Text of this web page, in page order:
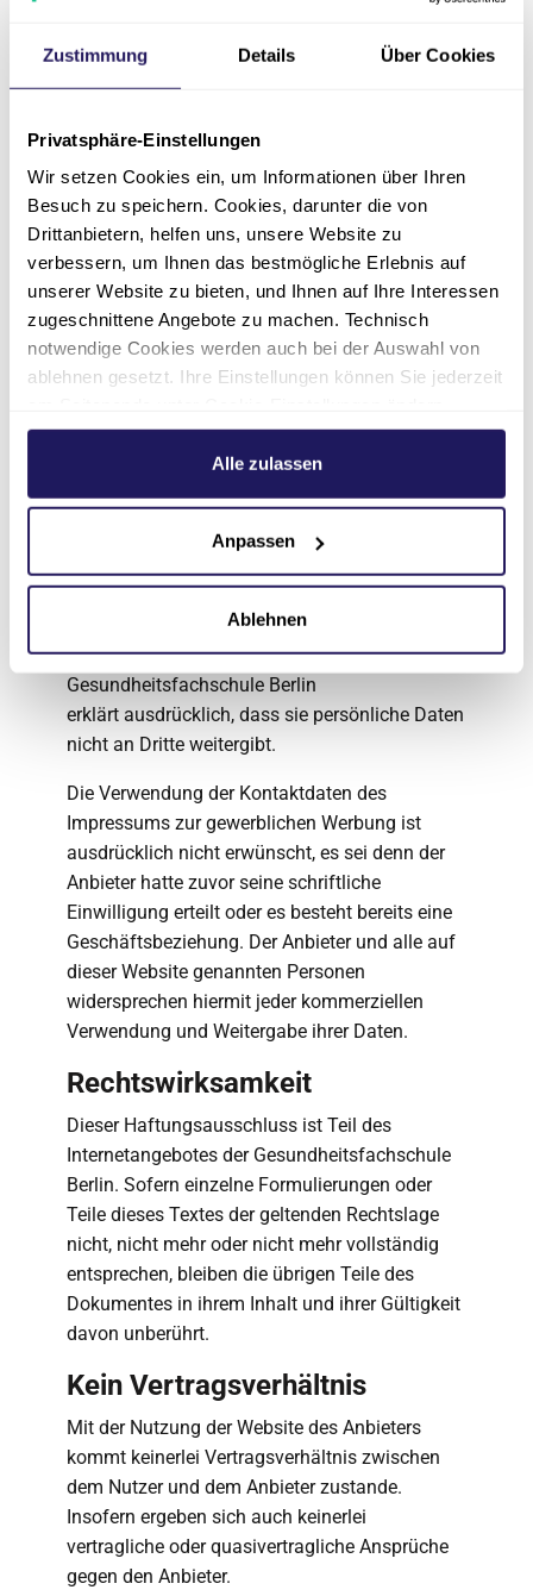
Zustimmung Details Über Cookies
Privatsphäre-Einstellungen
Wir setzen Cookies ein, um Informationen über Ihren
Besuch zu speichern. Cookies, darunter die von
Drittanbietern, helfen uns, unsere Website zu
verbessern, um Ihnen das bestmögliche Erlebnis auf
unserer Website zu bieten, und Ihnen auf Ihre Interessen
zugeschnittene Angebote zu machen. Technisch
notwendige Cookies werden auch bei der Auswahl von
ablehnen gesetzt. Ihre Einstellungen können Sie jederzeit
Weitere Informationen hierzu finden Sie in unserer
.Alle zulassen
Anpassen
Ablehnen
Kennzeichenrecht
erstellte Objekte auf den Online-Seiten
der Gesundheitsfachschule Berlin bleibt allein
bei der Gesundheitsfachschule Berlin. Eine
Vervielfältigung oder Verwendung von Fotos,
Grafiken, Texten, Videosequenzen oder Texten
in anderen elektronischen oder gedruckten
Publikationen ist ohne ausdrückliche
Zustimmung der Gesundheitsfachschule Berlin
nicht gestattet. Lediglich die Herstellung von
Möglichkeit der Eingabe von persönlichen
Daten (E-Mail-Adresse, Namen, Anschriften)
besteht, erfolgt diese freiwillig. Die
Gesundheitsfachschule Berlin
erklärt ausdrücklich, dass sie persönliche Daten
nicht an Dritte weitergibt.
Die Verwendung der Kontaktdaten des
Impressums zur gewerblichen Werbung ist
ausdrücklich nicht erwünscht, es sei denn der
Anbieter hatte zuvor seine schriftliche
Einwilligung erteilt oder es besteht bereits eine
Geschäftsbeziehung. Der Anbieter und alle auf
dieser Website genannten Personen
widersprechen hiermit jeder kommerziellen
Verwendung und Weitergabe ihrer Daten.
Rechtswirksamkeit
Dieser Haftungsausschluss ist Teil des
Internetangebotes der Gesundheitsfachschule
Berlin. Sofern einzelne Formulierungen oder
Teile dieses Textes der geltenden Rechtslage
nicht, nicht mehr oder nicht mehr vollständig
entsprechen, bleiben die übrigen Teile des
Dokumentes in ihrem Inhalt und ihrer Gültigkeit
davon unberührt.
Kein Vertragsverhältnis
Mit der Nutzung der Website des Anbieters
kommt keinerlei Vertragsverhältnis zwischen
dem Nutzer und dem Anbieter zustande.
Insofern ergeben sich auch keinerlei
vertragliche oder quasivertragliche Ansprüche
gegen den Anbieter.